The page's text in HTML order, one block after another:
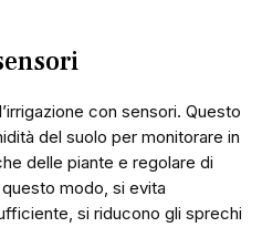
con sensori. Questo
del suolo per monitorare in
delle piante e regolare di
modo, si evita
si riducono gli sprechi